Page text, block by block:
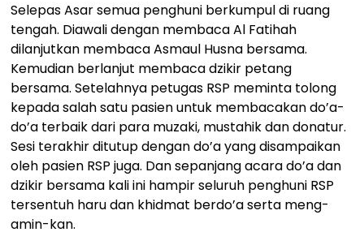
Selepas Asar semua penghuni berkumpul di ruang
tengah. Diawali dengan membaca Al Fatihah
dilanjutkan membaca Asmaul Husna bersama.
Kemudian berlanjut membaca dzikir petang
bersama. Setelahnya petugas RSP meminta tolong
kepada salah satu pasien untuk membacakan do’a-
do’a terbaik dari para muzaki, mustahik dan donatur.
Sesi terakhir ditutup dengan do’a yang disampaikan
oleh pasien RSP juga. Dan sepanjang acara do’a dan
dzikir bersama kali ini hampir seluruh penghuni RSP
tersentuh haru dan khidmat berdo’a serta meng-
amin-kan.